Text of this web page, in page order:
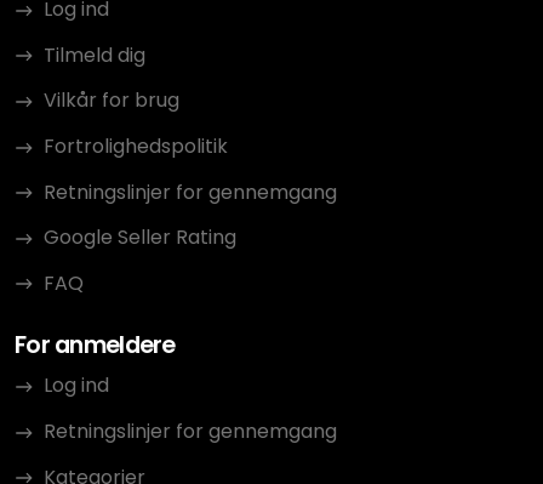
Log ind
Tilmeld dig
Vilkår for brug
Fortrolighedspolitik
Retningslinjer for gennemgang
Google Seller Rating
FAQ
For anmeldere
Log ind
Retningslinjer for gennemgang
Kategorier